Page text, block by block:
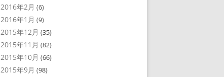
2016年2月 (6)
2016年1月 (9)
2015年12月 (35)
2015年11月 (82)
2015年10月 (66)
2015年9月 (98)